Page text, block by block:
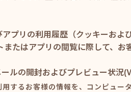
プリの利用履歴（クッキーおよ
たはアプリの閲覧に際して、
ルの開封およびプレビュー状
するお客様の情報を、コンピュ